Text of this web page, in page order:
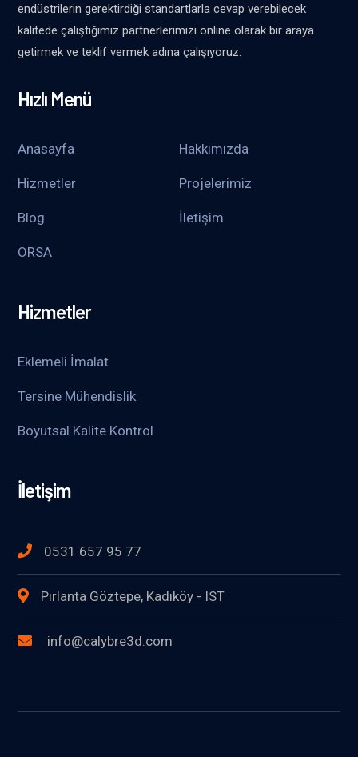
endüstrilerin gerektirdiği standartlarla cevap verebilecek
kalitede çalıştığımız partnerlerimizi online olarak bir araya
getirmek ve teklif vermek adına çalışıyoruz.
Hızlı Menü
Anasayfa Hakkımızda
Hizmetler Projelerimiz
Blog İletişim
ORSA
Hizmetler
Eklemeli İmalat
Tersine Mühendislik
Boyutsal Kalite Kontrol
İletişim
0531 657 95 77
Pırlanta Göztepe, Kadıköy - IST
info@calybre3d.com